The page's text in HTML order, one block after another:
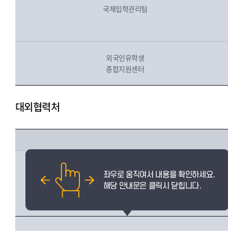
국제입학관리팀
외국인유학생
종합지원센터
대외협력처
발전협력팀